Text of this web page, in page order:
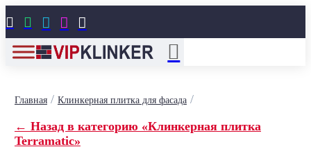
    
Главная/ Клинкерная плитка для фасада/
← Назад в категорию «Клинкерная плитка
Terramatic»